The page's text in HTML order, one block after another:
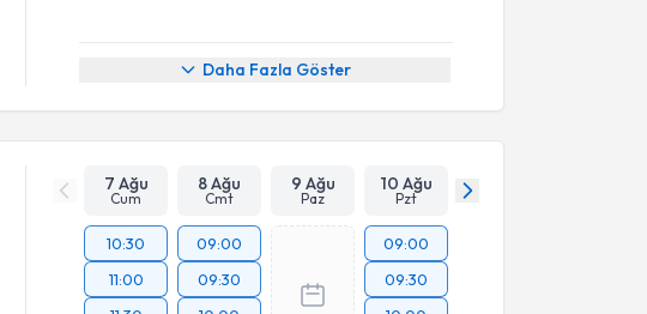
Daha Fazla Göster
7 Ağu
Cum
8 Ağu
Cmt
9 Ağu
Paz
10 Ağu
Pzt
10:30
11:00
09:00
09:30
09:00
09:30